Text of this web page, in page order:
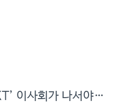
이사회가 나서야…